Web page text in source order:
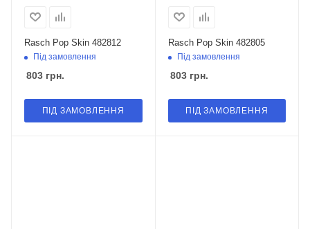
Rasch Pop Skin 482812
Під замовлення
803 грн.
ПІД ЗАМОВЛЕННЯ
Rasch Pop Skin 482805
Під замовлення
803грн.
ПІД ЗАМОВЛЕННЯ